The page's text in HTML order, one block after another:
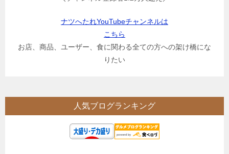
ナツへたれYouTubeチャンネルは
こちら
お店、商品、ユーザー、食に関わる全ての方への架け橋にな
りたい
人気ブログランキング